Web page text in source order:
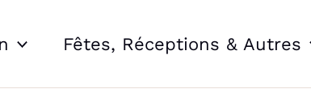
Fêtes, Réceptions & Autres